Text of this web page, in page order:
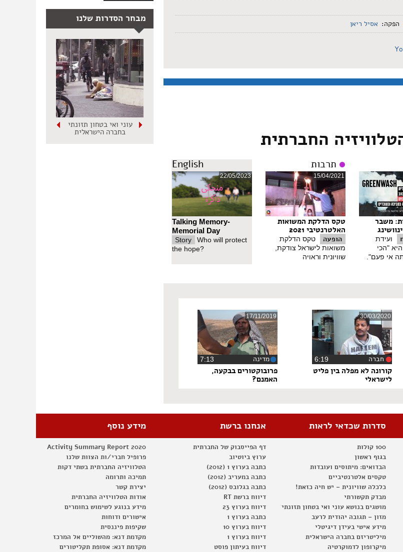
הפקה: אסיל ריאן
החברתית
משבר
ועידת
"הכי
אי פעם".
תרבות
15/04/2021
טקס הדלקת המשואות
האלטרנטיבי 2021
הופעה
טקס הדלקת
משואות לישראל צודקת,
שוויונית וראויה
English
22/05/2023
Talking Memory-
Memorial Day
Story
Who will protect
the hope?
בו
יאפא
ישובו
מבחר הסדרות שלנו
עוני ואי בטחון תזונתי
בחברה הישראלית
30/03/2020
חברה
קורונה לא מפלה בין פליט
לישראלי
17/11/2019
מדינה
פרובוקטורים בבקעה,
האמנם?
סדרות שכדאי לראות
100 קולות
בגוף ראשון
הבדואים: מיתוסים ועובדות
טקסים אלטרנטיביים
כלכלה שוויונית – יש חיה כזאת!
מבדק תקשורתי
מושגים בנושא עוני ואי בטחון תזונתי
מזון – תגובה יהודית לרעב
מידע אישי בעידן דיגיטלי
מיליטריזם בחברה הישראלית
מיקרופון לדמוקרטיה
אנחנו ברשת
דף הפייסבוק של החברתית
ערוץ ביוטיוב
כתבה בערוץ 1 (2012)
כתבה במעריב (2012)
כתבה בגלובס (2012)
דיווח ברשת RT
דיווח בערוץ 23
כתבה בערוץ 1
דיווח בערוץ 10
דיווח בערוץ 1
דיווח בעיתון פוסט
מידע נוסף
Activity Summary Report 2020
פרופיל חברי/ות הצוות שלנו
הטלוויזיה החברתית בשתי דקות
תמיכה ותרומה
יצירת קשר
אודות הטלוויזיה החברתית
מידע בנוגע לשימוש בחומרים
אישורים ודוחות
שקיפות פיננסית
מקדמת דנא: מהשוליים אל המרכז
מקדמת דנא: אסופת תקליטורים